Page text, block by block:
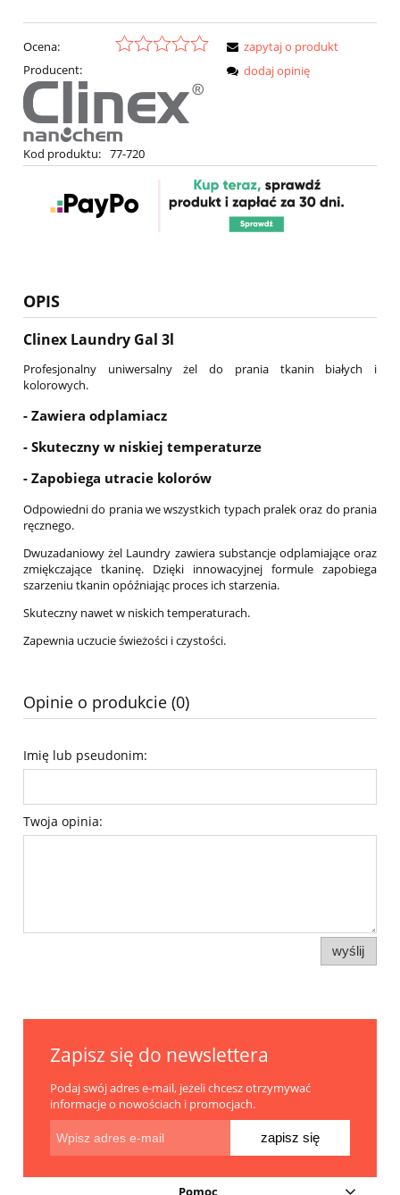
Ocena:
Producent:
Kod produktu: 77-720
zapytaj o produkt
dodaj opinię
OPIS
Clinex Laundry Gal 3l
Profesjonalny uniwersalny żel do prania tkanin białych i
kolorowych.
- Zawiera odplamiacz
- Skuteczny w niskiej temperaturze
- Zapobiega utracie kolorów
Odpowiedni do prania we wszystkich typach pralek oraz do prania
ręcznego.
Dwuzadaniowy żel Laundry zawiera substancje odplamiające oraz
zmiękczające tkaninę. Dzięki innowacyjnej formule zapobiega
szarzeniu tkanin opóźniając proces ich starzenia.
Skuteczny nawet w niskich temperaturach.
Zapewnia uczucie świeżości i czystości.
Opinie o produkcie (0)
Imię lub pseudonim:
Twoja opinia:
wyślij
Zapisz się do newslettera
Podaj swój adres e-mail, jeżeli chcesz otrzymywać
informacje o nowościach i promocjach.
zapisz się
Pomoc